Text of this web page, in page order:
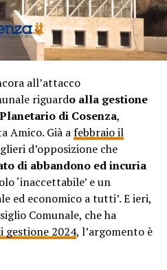
all’attacco
riguardo alla gestione
di Cosenza,
Amico. Già afebbraio il
d’opposizione che
di abbandono ed incuria
‘inaccettabile’ e un
ed economico a tutti’. E ieri,
Comunale, che ha
gestione 2024, l’argomento è